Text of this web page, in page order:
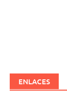
ENLACES